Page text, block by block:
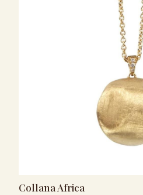
Collana Africa